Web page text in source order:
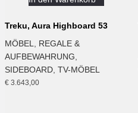
Treku, Aura Highboard 53
MÖBEL
REGALE &
AUFBEWAHRUNG
SIDEBOARD TV-MÖBEL
€ 3.643,00